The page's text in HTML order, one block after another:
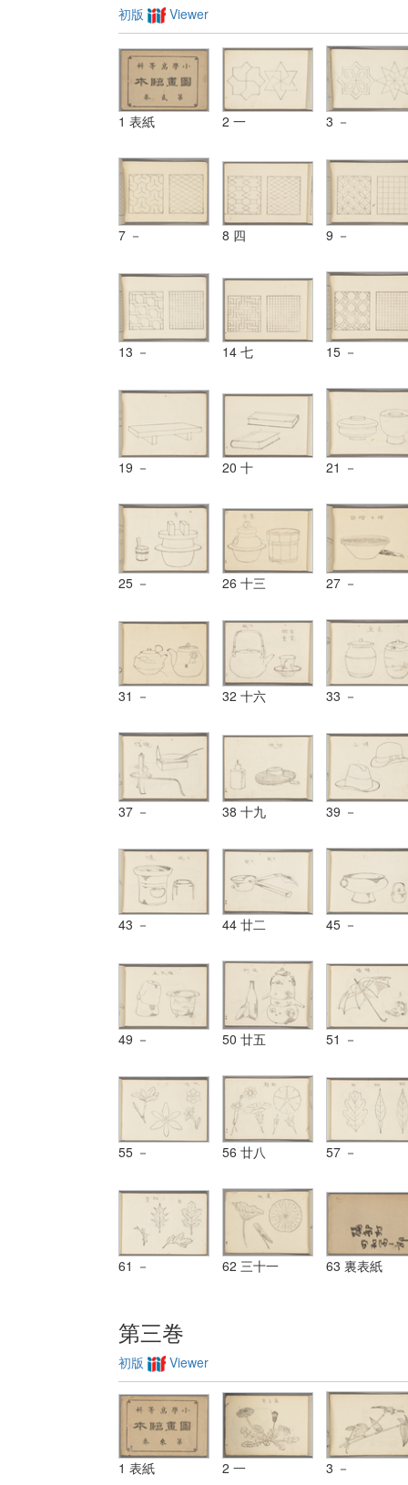
初版 Viewer
1 表紙 2 一 3 －
7 － 8 四 9 －
13 － 14 七 15 －
19 － 20 十 21 －
25 － 26 十三 27 －
31 － 32 十六 33 －
37 － 38 十九 39 －
43 － 44 廿二 45 －
49 － 50 廿五 51 －
55 － 56 廿八 57 －
61 － 62 三十一 63 裏表紙
第三巻
初版 Viewer
1 表紙 2 一 3 －